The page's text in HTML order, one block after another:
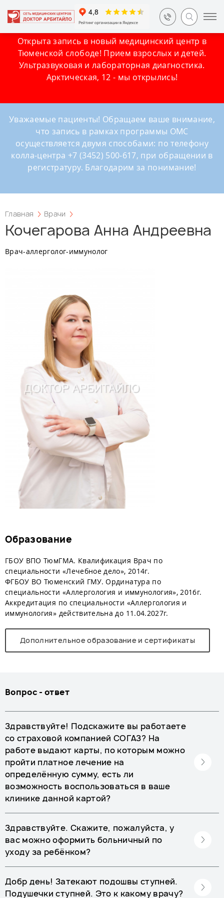
Открыта запись в новый медицинский центр в
Тюменской слободе! Прием взрослых и детей.
Ультразвуковая и лабораторная диагностика.
Арктическая, 12 - мы открылись!
Уважаемые пациенты! Обращаем ваше внимание,
что запись в рамках программы ОМС
осуществляется двумя способами: по телефону
колла-центра +7 (3452) 500-617, при обращении в
регистратуру. Благодарим за понимание!
Главная Врачи
Кочегарова Анна Андреевна
Врач-аллерголог-иммунолог
Образование
ГБОУ ВПО ТюмГМА. Квалификация Врач по
специальности «Лечебное дело», 2014г.
ФГБОУ ВО Тюменский ГМУ. Ординатура по
специальности «Аллергология и иммунология», 2016г.
Аккредитация по специальности «Аллергология и
иммунология» действительна до 11.04.2027г.
Дополнительное образование и сертификаты
Вопрос - ответ
Здравствуйте! Подскажите вы работаете
со страховой компанией СОГАЗ? На
работе выдают карты, по которым можно
пройти платное лечение на
определённую сумму, есть ли
возможность воспользоваться в ваше
клинике данной картой?
Здравствуйте. Скажите, пожалуйста, у
вас можно оформить больничный по
уходу за ребёнком?
Добр день! Затекают подошвы ступней.
Подушечки ступней. Это к какому врачу?